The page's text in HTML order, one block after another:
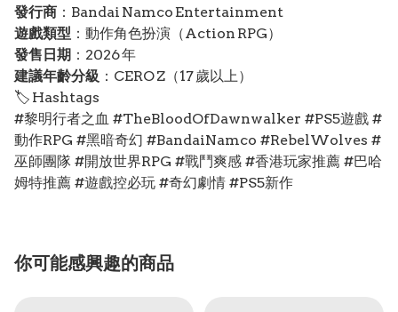
發行商 ：Bandai Namco Entertainment
遊戲類型 ：動作角色扮演（Action RPG）
發售日期 ：2026 年
建議年齡分級 ：CERO Z（17 歲以上）
🏷️ Hashtags
#黎明行者之血 #TheBloodOfDawnwalker #PS5遊戲 #
動作RPG #黑暗奇幻 #BandaiNamco #RebelWolves #
巫師團隊 #開放世界RPG #戰鬥爽感 #香港玩家推薦 #巴哈
姆特推薦 #遊戲控必玩 #奇幻劇情 #PS5新作
你可能感興趣的商品